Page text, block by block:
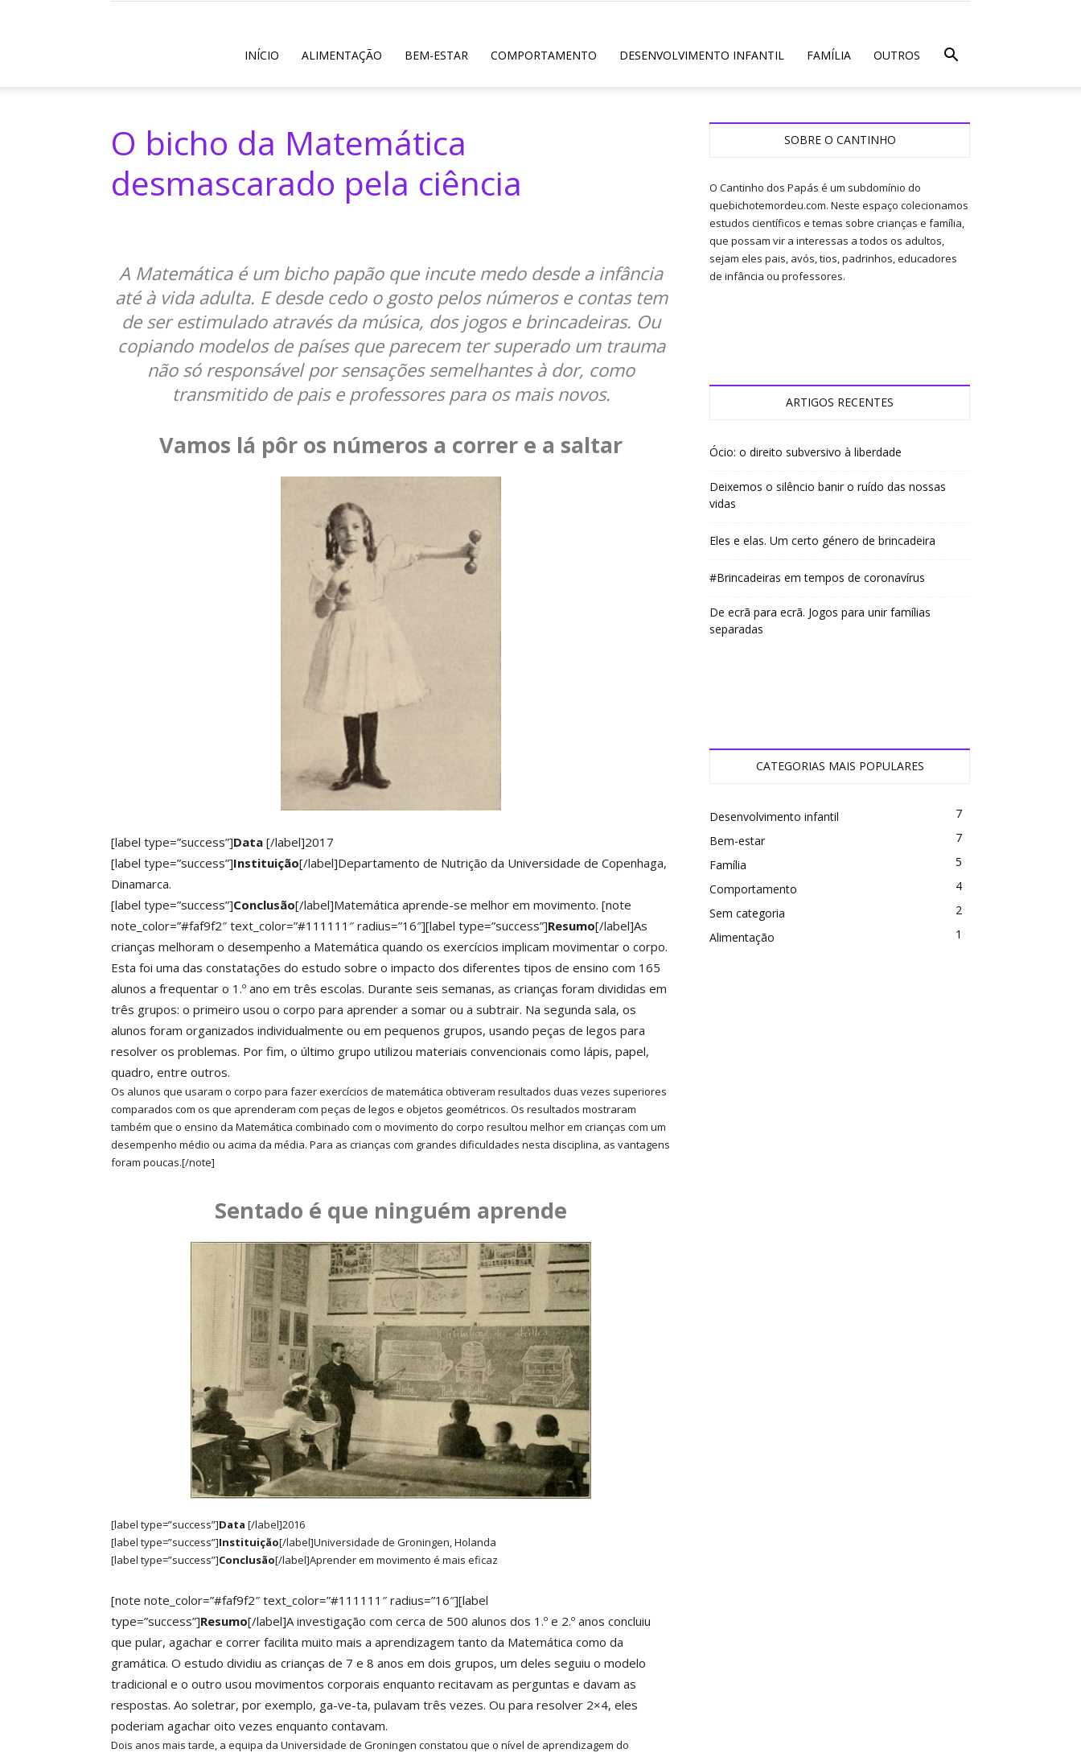
INÍCIO ALIMENTAÇÃO BEM-ESTAR COMPORTAMENTO DESENVOLVIMENTO INFANTIL FAMÍLIA OUTROS
O bicho da Matemática
desmascarado pela ciência
A Matemática é um bicho papão que incute medo desde a infância
até à vida adulta. E desde cedo o gosto pelos números e contas tem
de ser estimulado através da música, dos jogos e brincadeiras. Ou
copiando modelos de países que parecem ter superado um trauma
não só responsável por sensações semelhantes à dor, como
transmitido de pais e professores para os mais novos.
Vamos lá pôr os números a correr e a saltar
[label type=”success”]Data [/label]2017
[label type=”success”]Instituição[/label]Departamento de Nutrição da Universidade de Copenhaga,
Dinamarca.
[label type=”success”]Conclusão[/label]Matemática aprende-se melhor em movimento. [note
note_color=”#faf9f2″ text_color=”#111111″ radius=”16″][label type=”success”]Resumo[/label]As
crianças melhoram o desempenho a Matemática quando os exercícios implicam movimentar o corpo.
Esta foi uma das constatações do estudo sobre o impacto dos diferentes tipos de ensino com 165
alunos a frequentar o 1.º ano em três escolas. Durante seis semanas, as crianças foram divididas em
três grupos: o primeiro usou o corpo para aprender a somar ou a subtrair. Na segunda sala, os
alunos foram organizados individualmente ou em pequenos grupos, usando peças de legos para
resolver os problemas. Por fim, o último grupo utilizou materiais convencionais como lápis, papel,
quadro, entre outros.
Os alunos que usaram o corpo para fazer exercícios de matemática obtiveram resultados duas vezes superiores
comparados com os que aprenderam com peças de legos e objetos geométricos. Os resultados mostraram
também que o ensino da Matemática combinado com o movimento do corpo resultou melhor em crianças com um
desempenho médio ou acima da média. Para as crianças com grandes dificuldades nesta disciplina, as vantagens
foram poucas.[/note]
Sentado é que ninguém aprende
[label type=”success”]Data [/label]2016
[label type=”success”]Instituição[/label]Universidade de Groningen, Holanda
[label type=”success”]Conclusão[/label]Aprender em movimento é mais eficaz
[note note_color=”#faf9f2″ text_color=”#111111″ radius=”16″][label
type=”success”]Resumo[/label]A investigação com cerca de 500 alunos dos 1.º e 2.º anos concluiu
que pular, agachar e correr facilita muito mais a aprendizagem tanto da Matemática como da
gramática. O estudo dividiu as crianças de 7 e 8 anos em dois grupos, um deles seguiu o modelo
tradicional e o outro usou movimentos corporais enquanto recitavam as perguntas e davam as
respostas. Ao soletrar, por exemplo, ga-ve-ta, pulavam três vezes. Ou para resolver 2×4, eles
poderiam agachar oito vezes enquanto contavam.
Dois anos mais tarde, a equipa da Universidade de Groningen constatou que o nível de aprendizagem do
SOBRE O CANTINHO
O Cantinho dos Papás é um subdomínio do
quebichotemordeu.com. Neste espaço colecionamos
estudos científicos e temas sobre crianças e família,
que possam vir a interessas a todos os adultos,
sejam eles pais, avós, tios, padrinhos, educadores
de infância ou professores.
ARTIGOS RECENTES
Ócio: o direito subversivo à liberdade
Deixemos o silêncio banir o ruído das nossas
vidas
Eles e elas. Um certo género de brincadeira
#Brincadeiras em tempos de coronavírus
De ecrã para ecrã. Jogos para unir famílias
separadas
CATEGORIAS MAIS POPULARES
Desenvolvimento infantil
7
Bem-estar
7
Família
5
Comportamento
4
Sem categoria
2
Alimentação
1